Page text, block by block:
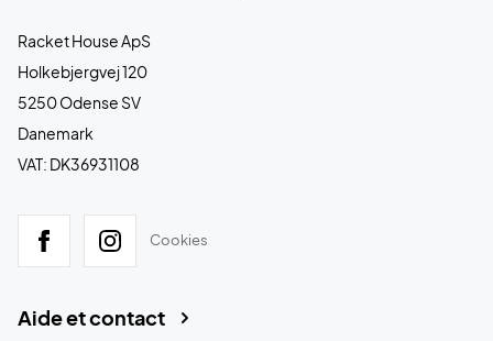
Racket House ApS
Holkebjergvej 120
5250 Odense SV
Danemark
VAT: DK36931108
Cookies
Aide et contact